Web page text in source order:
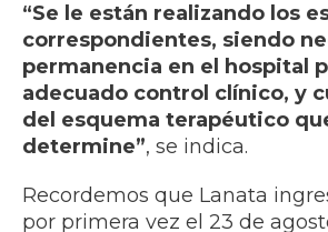
“Se le están realizando los
correspondientes, siendo
permanencia en el hospital
adecuado control clínico, y
del esquema terapéutico
determine”, se indica.
Recordemos que Lanata
por primera vez el 23 de